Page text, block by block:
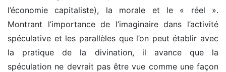
l’économie capitaliste), la morale et le « réel ».
Montrant l’importance de l’imaginaire dans l’activité
spéculative et les parallèles que l’on peut établir avec
la pratique de la divination, il avance que la
spéculation ne devrait pas être vue comme une façon